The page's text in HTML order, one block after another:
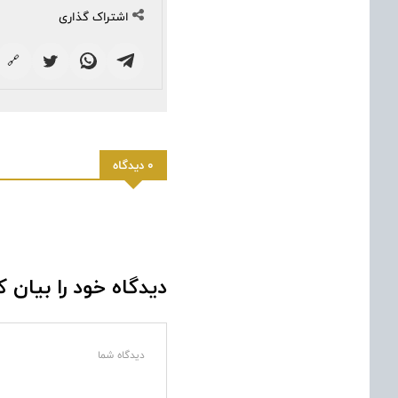
اشتراک گذاری
🔗
0 دیدگاه
دیدگاه خود را بیان